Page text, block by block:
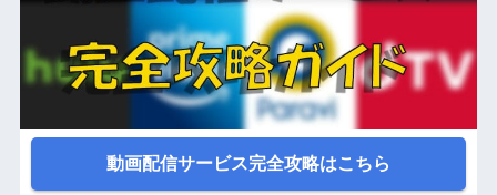
動画配信サービス完全攻略はこちら